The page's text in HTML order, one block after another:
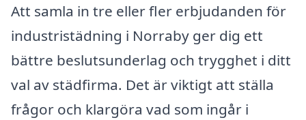
Att samla in tre eller fler erbjudanden för
industristädning i Norraby ger dig ett
bättre beslutsunderlag och trygghet i ditt
val av städfirma. Det är viktigt att ställa
frågor och klargöra vad som ingår i